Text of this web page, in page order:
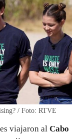
/ Foto: RTVE
viajaron al Cabo